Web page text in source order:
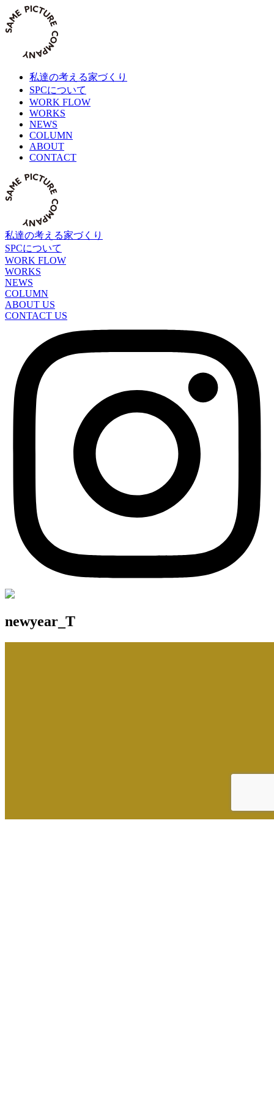
Skip
to
content
私達の考える家づくり
SPCについて
WORK FLOW
WORKS
NEWS
COLUMN
ABOUT
CONTACT
私達の考える家づくり
SPCについて
WORK FLOW
WORKS
NEWS
COLUMN
ABOUT US
CONTACT US
newyear_T